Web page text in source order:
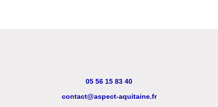
05 56 15 83 40
contact@aspect-aquitaine.fr